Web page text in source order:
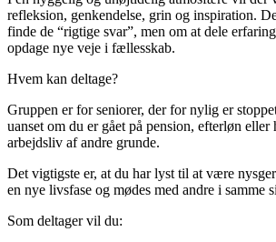
refleksion, genkendelse, grin og inspiration.
finde de “rigtige svar”, men om at dele
opdage nye veje i fællesskab.
Hvem kan deltage?
Gruppen er for seniorer, der for nylig er
uanset om du er gået på pension, efterløn eller
arbejdsliv af andre grunde.
Det vigtigste er, at du har lyst til at være
en nye livsfase og mødes med andre i samme
Som deltager vil du: